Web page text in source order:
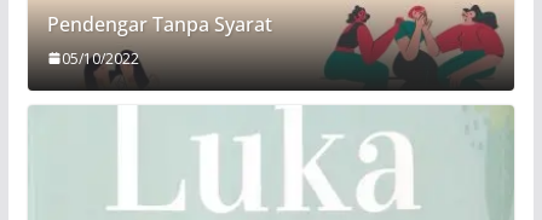
Pendengar Tanpa Syarat
05/10/2022